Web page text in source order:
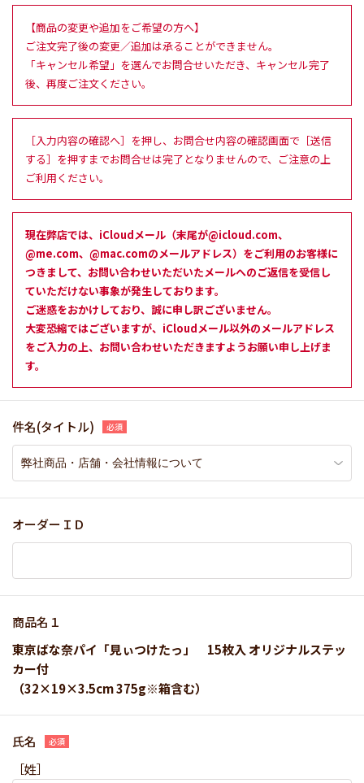
【商品の変更や追加をご希望の方へ】
ご注文完了後の変更／追加は承ることができません。
「キャンセル希望」を選んでお問合せいただき、キャンセル完了
後、再度ご注文ください。
［入力内容の確認へ］を押し、お問合せ内容の確認画面で［送信
する］を押すまでお問合せは完了となりませんので、ご注意の上
ご利用ください。
現在弊店では、iCloudメール（末尾が@icloud.com、
@me.com、@mac.comのメールアドレス）をご利用のお客様に
つきまして、お問い合わせいただいたメールへのご返信を受信し
ていただけない事象が発生しております。
ご迷惑をおかけしており、誠に申し訳ございません。
大変恐縮ではございますが、iCloudメール以外のメールアドレス
をご入力の上、お問い合わせいただきますようお願い申し上げま
す。
件名(タイトル)
オーダーＩＤ
商品名１
東京ばな奈パイ「見ぃつけたっ」 15枚入 オリジナルステッ
カー付
（32×19×3.5cm 375g※箱含む）
氏名
［姓］